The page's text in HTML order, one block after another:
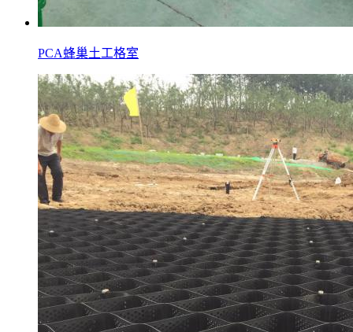
PCA蜂巢土工格室